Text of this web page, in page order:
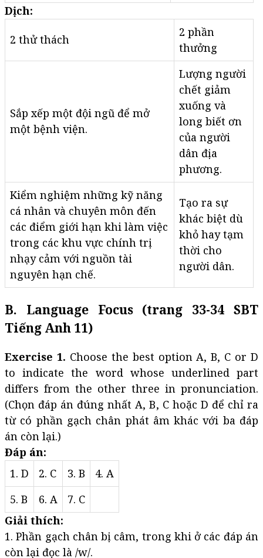
Dịch:
2 thử thách
2 phần
thưởng
Sắp xếp một đội ngũ để mở
một bệnh viện.
Lượng người
chết giảm
xuống và
long biết ơn
của người
dân địa
phương.
Kiểm nghiệm những kỹ năng
cá nhân và chuyên môn đến
các điểm giới hạn khi làm việc
trong các khu vực chính trị
nhạy cảm với nguồn tài
nguyên hạn chế.
Tạo ra sự
khác biệt dù
khỏ hay tạm
thời cho
người dân.
B. Language Focus (trang 33-34 SBT
Tiếng Anh 11)
Exercise 1. Choose the best option A, B, C or D
to indicate the word whose underlined part
differs from the other three in pronunciation.
(Chọn đáp án đúng nhất A, B, C hoặc D để chỉ ra
từ có phần gạch chân phát âm khác với ba đáp
án còn lại.)
Đáp án:
1. D
2. C 3. B
4. A
5. B
6. A
7. C
Giải thích:
1. Phần gạch chân bị câm, trong khi ở các đáp án
còn lại đọc là /w/.